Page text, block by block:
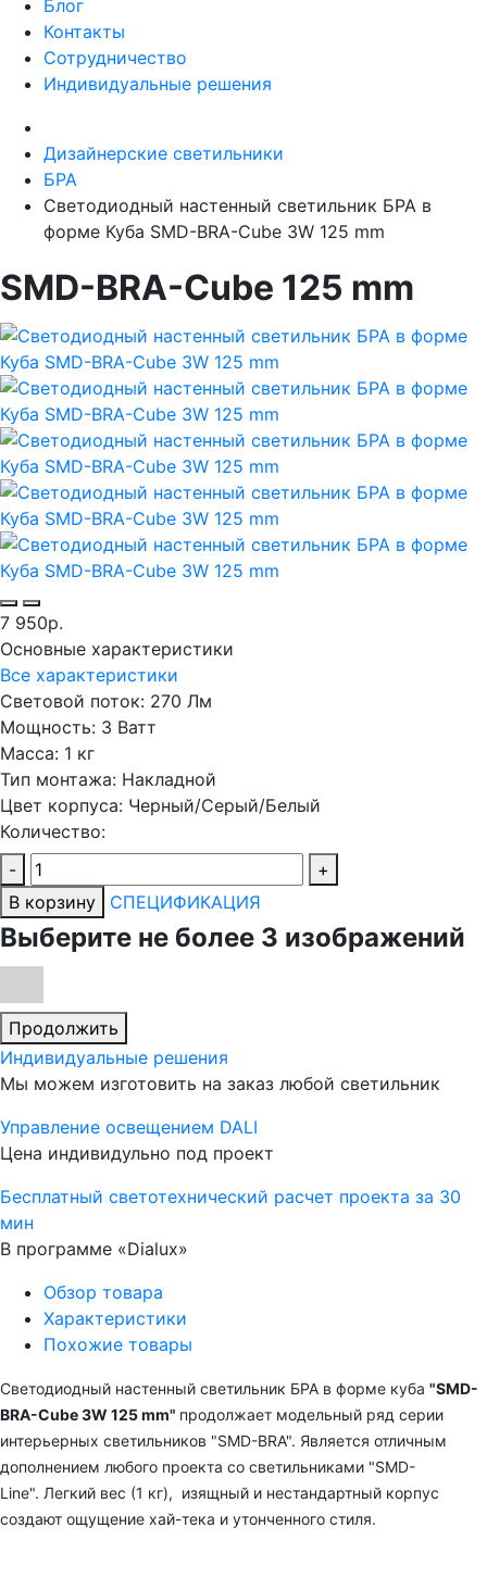
Блог
Контакты
Сотрудничество
Индивидуальные решения
Дизайнерские светильники
БРА
Светодиодный настенный светильник БРА в
форме Куба SMD-BRA-Cube 3W 125 mm
SMD-BRA-Cube 125 mm
7 950р.
Основные характеристики
Все характеристики
Световой поток: 270 Лм
Мощность: 3 Ватт
Масса: 1 кг
Тип монтажа: Накладной
Цвет корпуса: Черный/Серый/Белый
Количество:
-
+
В корзину
СПЕЦИФИКАЦИЯ
Выберите не более 3 изображений
Продолжить
Индивидуальные решения
Мы можем изготовить на заказ любой светильник
Управление освещением DALI
Цена индивидульно под проект
Бесплатный светотехнический расчет проекта за 30
мин
В программе «Dialux»
Обзор товара
Характеристики
Похожие товары
Светодиодный настенный светильник БРА в форме куба "SMD-
BRA-Cube 3W 125 mm" продолжает модельный ряд серии
интерьерных светильников "SMD-BRA". Является отличным
дополнением любого проекта со светильниками "SMD-
Line". Легкий вес (1 кг), изящный и нестандартный корпус
создают ощущение хай-тека и утонченного стиля.